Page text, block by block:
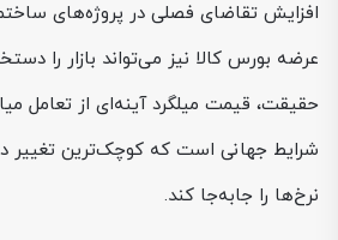
افزایش تقاضای فصلی در پروژه‌های
عرضه بورس کالا نیز می‌تواند بازار را
حقیقت، قیمت میلگرد آینه‌ای از تعامل
شرایط جهانی است که کوچک‌ترین تغییر
نرخ‌ها را جابه‌جا کند.